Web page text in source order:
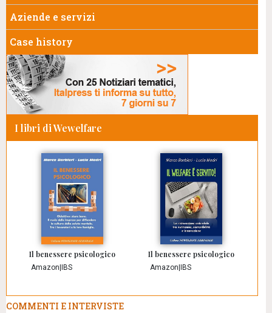
Aziende e servizi
Case history
I libri di Wewelfare
Il benessere psicologico
Amazon IBS
Il benessere psicologico
Amazon IBS
COMMENTI E INTERVISTE